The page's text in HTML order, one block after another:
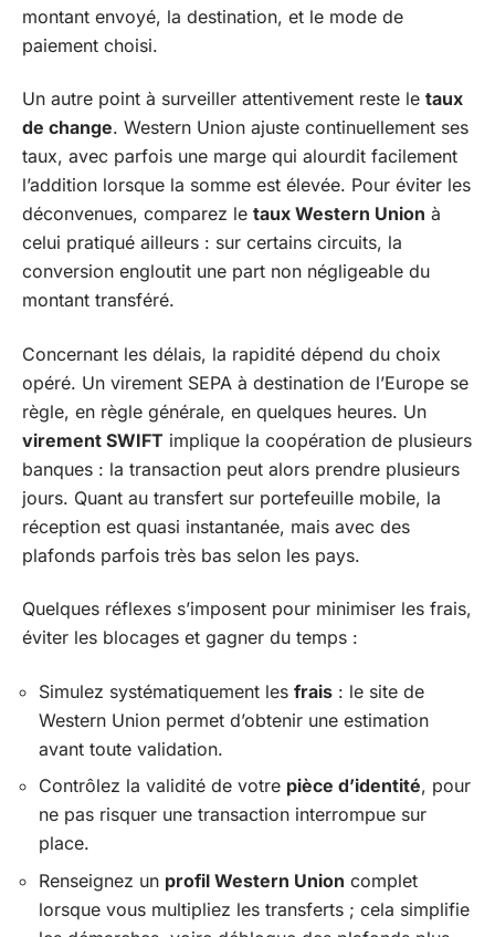
montant envoyé, la destination, et le mode de
paiement choisi.
Un autre point à surveiller attentivement reste le taux
de change. Western Union ajuste continuellement ses
taux, avec parfois une marge qui alourdit facilement
l’addition lorsque la somme est élevée. Pour éviter les
déconvenues, comparez le taux Western Union à
celui pratiqué ailleurs : sur certains circuits, la
conversion engloutit une part non négligeable du
montant transféré.
Concernant les délais, la rapidité dépend du choix
opéré. Un virement SEPA à destination de l’Europe se
règle, en règle générale, en quelques heures. Un
virement SWIFT implique la coopération de plusieurs
banques : la transaction peut alors prendre plusieurs
jours. Quant au transfert sur portefeuille mobile, la
réception est quasi instantanée, mais avec des
plafonds parfois très bas selon les pays.
Quelques réflexes s’imposent pour minimiser les frais,
éviter les blocages et gagner du temps :
Simulez systématiquement les frais : le site de
Western Union permet d’obtenir une estimation
avant toute validation.
Contrôlez la validité de votre pièce d’identité, pour
ne pas risquer une transaction interrompue sur
place.
Renseignez un profil Western Union complet
lorsque vous multipliez les transferts ; cela simplifie